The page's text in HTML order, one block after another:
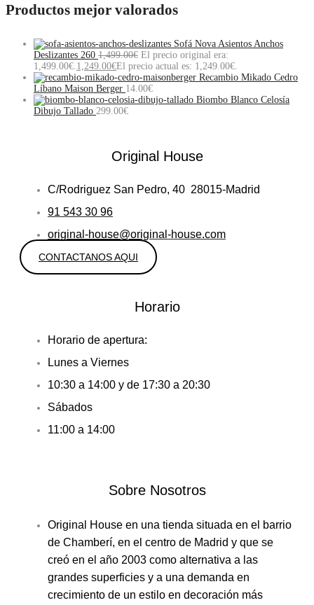
Productos mejor valorados
Sofá Nova Asientos Anchos
Deslizantes 260 1,499.00€ El precio original era:
1,499.00€. 1,249.00€El precio actual es: 1,249.00€.
Recambio Mikado Cedro
Líbano Maison Berger 14.00€
Biombo Blanco Celosía
Dibujo Tallado 299.00€
Original House
C/Rodriguez San Pedro, 40 28015-Madrid
91 543 30 96
original-house@original-house.com
CONTACTANOS AQUI
Horario
Horario de apertura:
Lunes a Viernes
10:30 a 14:00 y de 17:30 a 20:30
Sábados
11:00 a 14:00
Sobre Nosotros
Original House en una tienda situada en el barrio
de Chamberí, en el centro de Madrid y que se
creó en el año 2003 como alternativa a las
grandes superficies y a una demanda en
crecimiento de un estilo en decoración más